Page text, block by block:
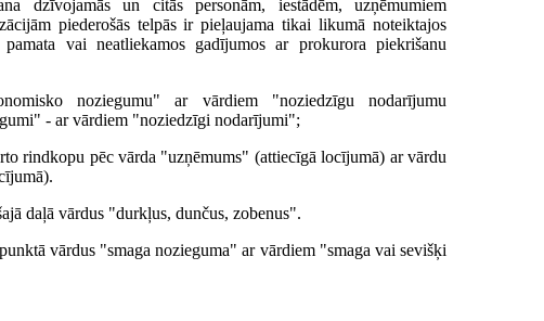
dzīvojamās un citās personām, iestādēm, uzņēmumiem
piederošās telpās ir pieļaujama tikai likumā noteiktajos
vai neatliekamos gadījumos ar prokurora piekrišanu
noziegumu" ar vārdiem "noziedzīgu nodarījumu
- ar vārdiem "noziedzīgi nodarījumi";
rindkopu pēc vārda "uzņēmums" (attiecīgā locījumā) ar vārdu
daļā vārdus "durkļus, dunčus, zobenus".
vārdus "smaga nozieguma" ar vārdiem "smaga vai sevišķi